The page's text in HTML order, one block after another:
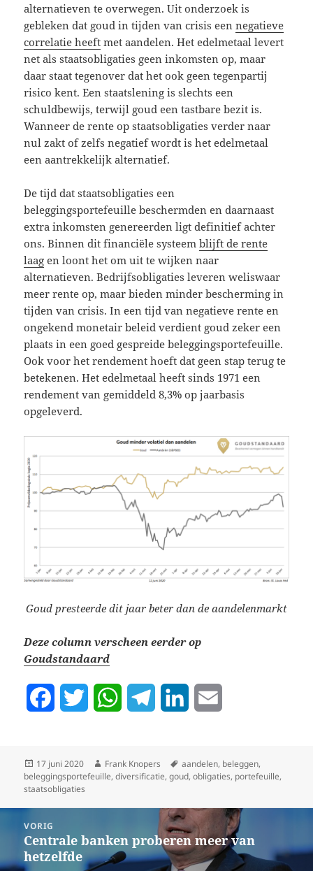
alternatieven te overwegen. Uit onderzoek is
gebleken dat goud in tijden van crisis eennegatieve
correlatie heeft met aandelen. Het edelmetaal levert
net als staatsobligaties geen inkomsten op, maar
daar staat tegenover dat het ook geen tegenpartij
risico kent. Een staatslening is slechts een
schuldbewijs, terwijl goud een tastbare bezit is.
Wanneer de rente op staatsobligaties verder naar
nul zakt of zelfs negatief wordt is het edelmetaal
een aantrekkelijk alternatief.
De tijd dat staatsobligaties een
beleggingsportefeuille beschermden en daarnaast
extra inkomsten genereerden ligt definitief achter
ons. Binnen dit financiële systeemblijft de rente
laag en loont het om uit te wijken naar
alternatieven. Bedrijfsobligaties leveren weliswaar
meer rente op, maar bieden minder bescherming in
tijden van crisis. In een tijd van negatieve rente en
ongekend monetair beleid verdient goud zeker een
plaats in een goed gespreide beleggingsportefeuille.
Ook voor het rendement hoeft dat geen stap terug te
betekenen. Het edelmetaal heeft sinds 1971 een
rendement van gemiddeld 8,3% op jaarbasis
opgeleverd.
Goud presteerde dit jaar beter dan de aandelenmarkt
Deze column verscheen eerder op
Goudstandaard
e
b
o
o
t
t
e
r
W
t
s
A
p
e
g
r
a
k
e
d
I
i
l
Geplaatst
op
17 juni 2020 Auteur
Frank Knopers Tags
aandelen, beleggen,
beleggingsportefeuille,diversificatie,goud,obligaties, portefeuille,
staatsobligaties
Bericht
navigatie
VORIG
Vorig
bericht:
Centrale banken proberen meer van
hetzelfde